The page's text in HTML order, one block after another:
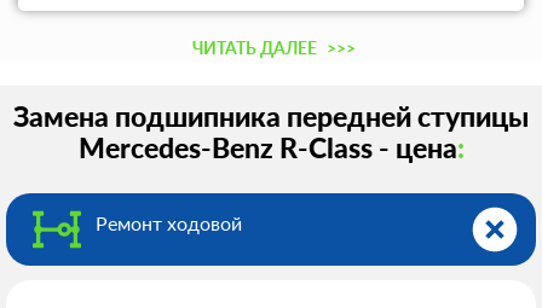
решить все проблемы с вашей машиной по наиболее
привлекательным ценам в Москве.
ЧИТАТЬ ДАЛЕЕ >>>
Замена подшипника передней ступицы
Mercedes-Benz R-Class - цена:
Ремонт ходовой